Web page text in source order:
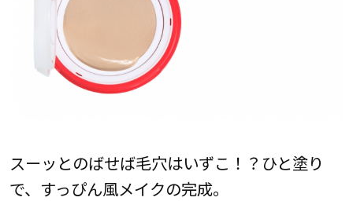
スーッとのばせば毛穴はいずこ！？ひと塗り
で、すっぴん風メイクの完成。